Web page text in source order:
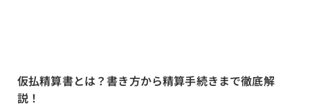
仮払精算書とは？書き方から精算手続きまで徹底解
説！